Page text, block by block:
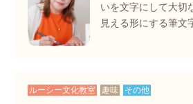
いを文字にして大切
見える形にする筆文
ルーシー文化教室 趣味 その他